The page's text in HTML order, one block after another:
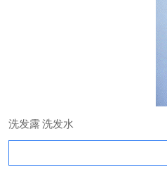
洗发露 洗发水
Search